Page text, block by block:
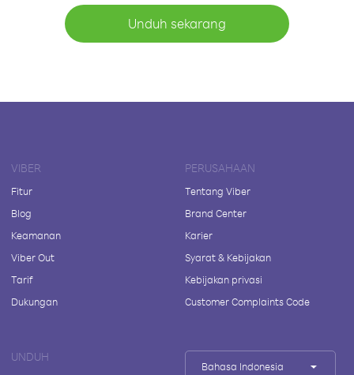
Unduh sekarang
VIBER
Fitur
Blog
Keamanan
Viber Out
Tarif
Dukungan
PERUSAHAAN
Tentang Viber
Brand Center
Karier
Syarat & Kebijakan
Kebijakan privasi
Customer Complaints Code
UNDUH
Bahasa Indonesia